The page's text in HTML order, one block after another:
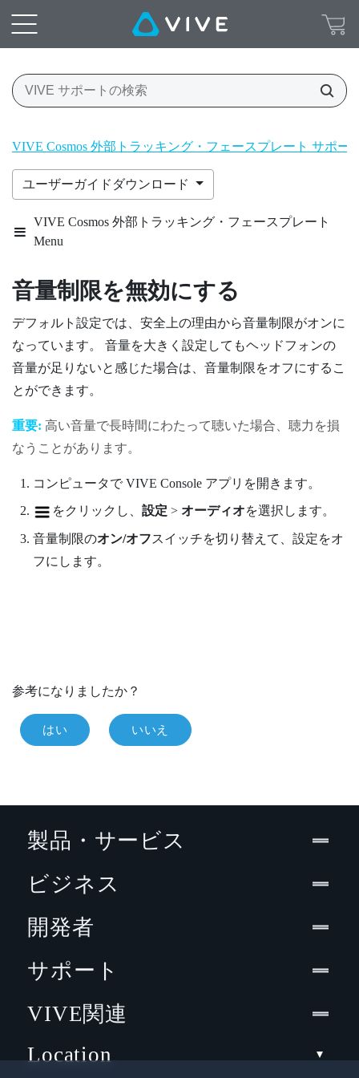
VIVE Cosmos 外部トラッキング・フェースプレート サポー
ユーザーガイドダウンロード
VIVE Cosmos 外部トラッキング・フェースプレート
Menu
音量制限を無効にする
デフォルト設定では、安全上の理由から音量制限がオンに
なっています。 音量を大きく設定してもヘッドフォンの
音量が足りないと感じた場合は、 音量制限をオフにするこ
とができます。
重要: 高い音量で長時間にわたって聴いた場合、聴力を損
なうことがあります。
コンピュータで VIVE Consoleアプリを開きます。
をクリックし、 設定 > オーディオを選択します。
音量制限のオン/オフスイッチを切り替えて、設定をオ
フにします。
参考になりましたか？
はい いいえ
製品・サービス
ビジネス
開発者
サポート
VIVE関連
Location